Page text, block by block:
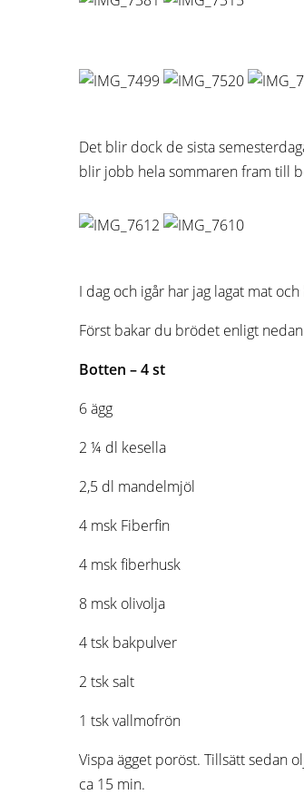
Det blir dock de sista
blir jobb hela sommaren fram till
I dag och igår har jag lagat mat
Först bakar du brödet enligt
Botten – 4 st
6 ägg
2 ¼ dl kesella
2,5 dl mandelmjöl
4 msk Fiberfin
4 msk fiberhusk
8 msk olivolja
4 tsk bakpulver
2 tsk salt
1 tsk vallmofrön
Vispa ägget poröst. Tillsätt sedan
ca 15 min.